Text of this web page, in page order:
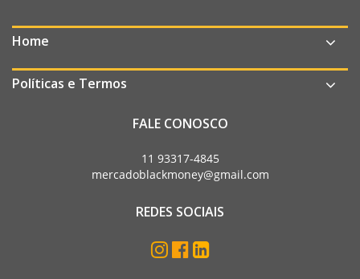
Home
Políticas e Termos
FALE CONOSCO
11 93317-4845
mercadoblackmoney@gmail.com
REDES SOCIAIS